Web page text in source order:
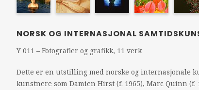
NORSK OG INTERNASJONAL
Y 011 – Fotografier og grafikk, 11 verk
Dette er en utstilling med norske og internasjonale
kunstnere som Damien Hirst (f. 1965), Marc Quinn (f.